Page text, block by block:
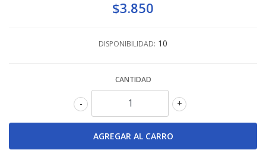
$3.850
DISPONIBILIDAD: 10
CANTIDAD
+
-